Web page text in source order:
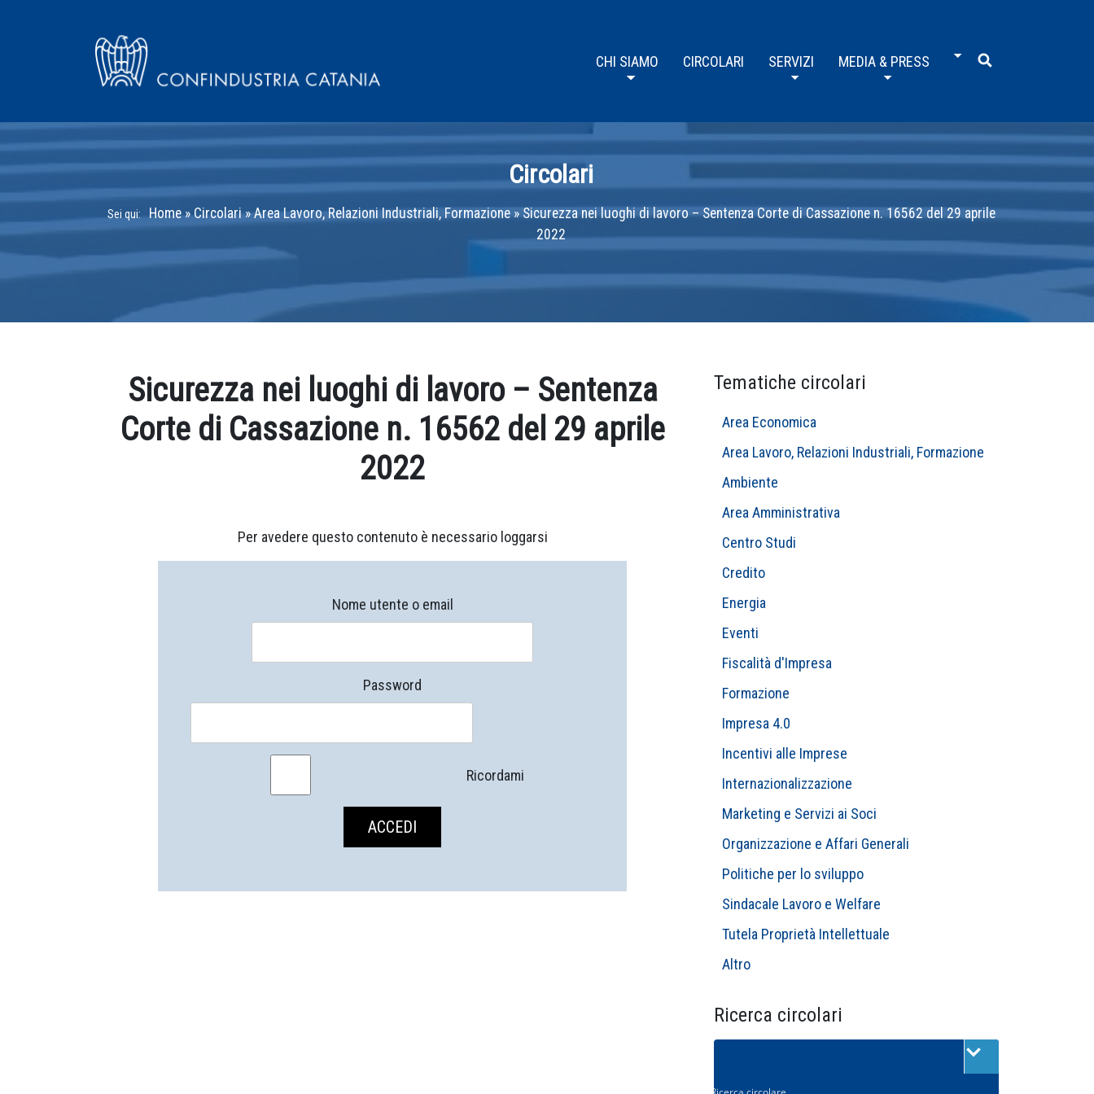
CHI SIAMO CIRCOLARI SERVIZI MEDIA & PRESS
Circolari
Sei qui: Home»Circolari»Area Lavoro, Relazioni Industriali, Formazione» Sicurezza nei luoghi di lavoro – Sentenza Corte di Cassazione n. 16562 del 29 aprile
2022
Sicurezza nei luoghi di lavoro – Sentenza
Corte di Cassazione n. 16562 del 29 aprile
2022
Per avedere questo contenuto è necessario loggarsi
Nome utente o email
Password
Ricordami
Tematiche circolari
Area Economica
Area Lavoro, Relazioni Industriali, Formazione
Ambiente
Area Amministrativa
Centro Studi
Credito
Energia
Eventi
Fiscalità d'Impresa
Formazione
Impresa 4.0
Incentivi alle Imprese
Internazionalizzazione
Marketing e Servizi ai Soci
Organizzazione e Affari Generali
Politiche per lo sviluppo
Sindacale Lavoro e Welfare
Tutela Proprietà Intellettuale
Altro
Ricerca circolari